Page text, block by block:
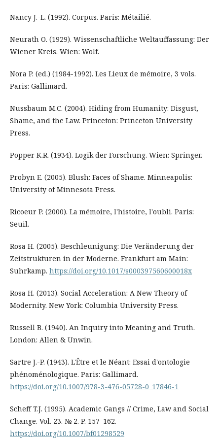
Nancy J.-L. (1992). Corpus. Paris: Métailié.
Neurath O. (1929). Wissenschaftliche Weltauffassung: Der
Wiener Kreis. Wien: Wolf.
Nora P. (ed.) (1984-1992). Les Lieux de mémoire, 3 vols.
Paris: Gallimard.
Nussbaum M.C. (2004). Hiding from Humanity: Disgust,
Shame, and the Law. Princeton: Princeton University
Press.
Popper K.R. (1934). Logik der Forschung. Wien: Springer.
Probyn E. (2005). Blush: Faces of Shame. Minneapolis:
University of Minnesota Press.
Ricoeur P. (2000). La mémoire, l'histoire, l'oubli. Paris:
Seuil.
Rosa H. (2005). Beschleunigung: Die Veränderung der
Zeitstrukturen in der Moderne. Frankfurt am Main:
Suhrkamp. https://doi.org/10.1017/s000397560600018x
Rosa H. (2013). Social Acceleration: A New Theory of
Modernity. New York: Columbia University Press.
Russell B. (1940). An Inquiry into Meaning and Truth.
London: Allen & Unwin.
Sartre J.-P. (1943). L'Être et le Néant: Essai d'ontologie
phénoménologique. Paris: Gallimard.
https://doi.org/10.1007/978-3-476-05728-0_17846-1
Scheff T.J. (1995). Academic Gangs // Crime, Law and Social
Change. Vol. 23. № 2. P. 157–162.
https://doi.org/10.1007/bf01298529